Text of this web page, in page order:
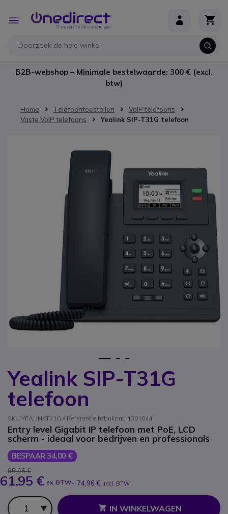
Toggle
Nav
B2B-webshop – Minimale bestelwaarde: 300 € (excl.
btw)
Home Telefoontoestellen
VoIP telefoons
Vaste VoIP telefoons
Yealink SIP-T31G telefoon
Yealink SIP-T31G
telefoon
SKU YEALINKT31G // Referentie fabrikant: 1301044
Entry level Gigabit IP telefoon met PoE, LCD
scherm - ideaal voor bedrijven en professionals
BESPAAR 34,00 €
95,95 €
61,95 € ex. BTW- 74,96 € incl. BTW
Aantal
IN WINKELWAGEN
Ga naar het begin van de afbeeldingen-gallerij